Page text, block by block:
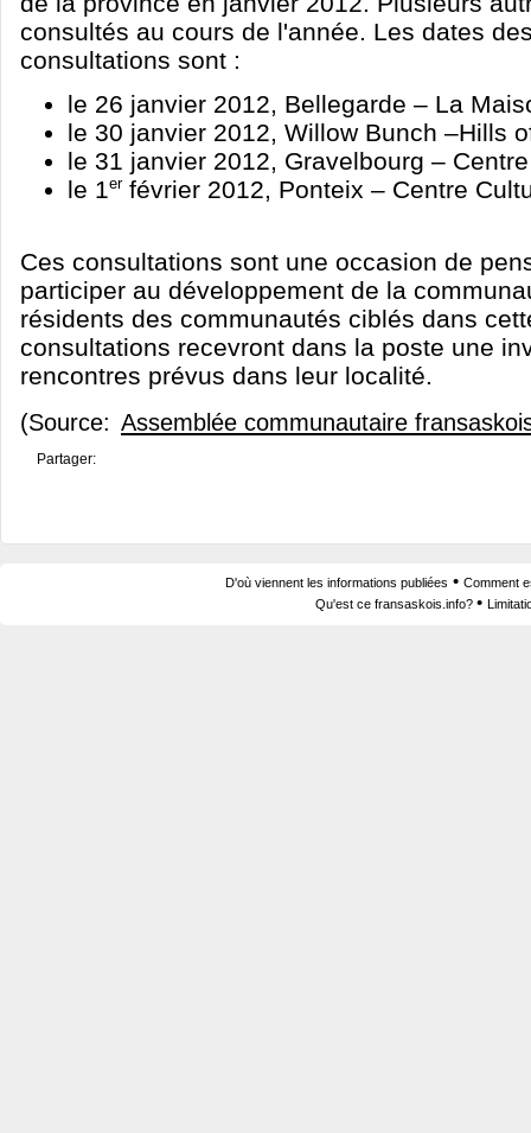
consultés au cours de l'année. Les dates
consultations sont :
le 26 janvier 2012, Bellegarde – La
le 30 janvier 2012, Willow Bunch –Hills
le 31 janvier 2012, Gravelbourg –
le 1erfévrier 2012, Ponteix – Centre
Ces consultations sont une occasion de
participer au développement de la
résidents des communautés ciblés dans
consultations recevront dans la poste une
rencontres prévus dans leur localité.
(Source: Assemblée communautaire
Partager:
D'où viennent les informations publiées • Comment
Qu'est ce fransaskois.info? •